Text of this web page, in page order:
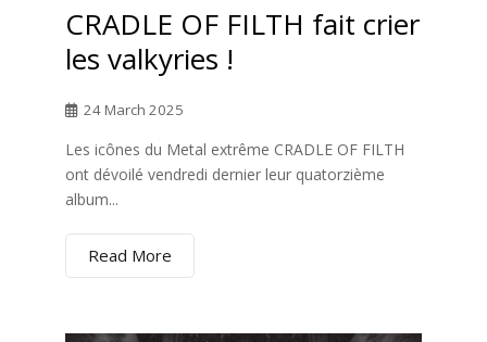
CRADLE OF FILTH fait crier
les valkyries !
24 March 2025
Les icônes du Metal extrême CRADLE OF FILTH
ont dévoilé vendredi dernier leur quatorzième
album...
Read More